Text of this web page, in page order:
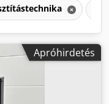
Apróhirdetés